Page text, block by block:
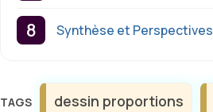
Synthèse et Perspectives
Étiquettes
dessin proportions